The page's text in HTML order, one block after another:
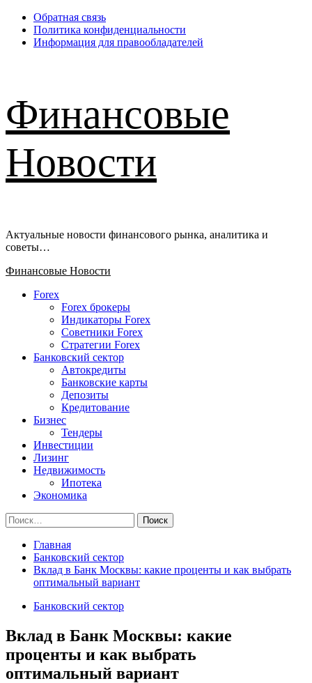
Перейти
содержимому
Обратная связь
Политика конфиденциальности
Информация для правообладателей
Финансовые
Новости
Актуальные новости финансового рынка, аналитика и
советы…
Основное
Финансовые Новости
Forex
Forex брокеры
Индикаторы Forex
Советники Forex
Стратегии Forex
Банковский сектор
Автокредиты
Банковские карты
Депозиты
Кредитование
Бизнес
Тендеры
Инвестиции
Лизинг
Недвижимость
Ипотека
Экономика
Найти:
Главная
Банковский сектор
Вклад в Банк Москвы: какие проценты и как выбрать
оптимальный вариант
Банковский сектор
Вклад в Банк Москвы: какие
проценты и как выбрать
оптимальный вариант